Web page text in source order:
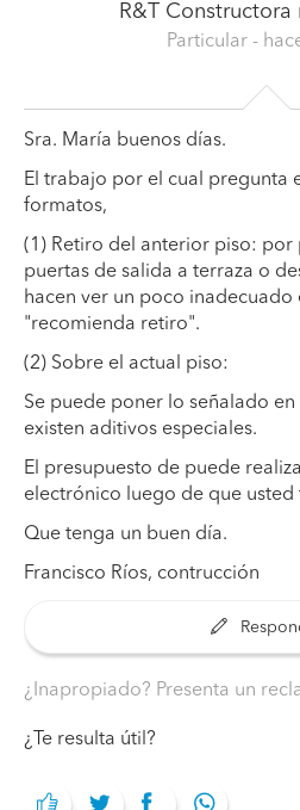
R&T Constructora
Particular -
Sra. María buenos días.
El trabajo por el cual pregunta
formatos,
(1) Retiro del anterior piso:
puertas de salida a terraza o
hacen ver un poco inadecuado
"recomienda retiro".
(2) Sobre el actual piso:
Se puede poner lo señalado
existen aditivos especiales.
El presupuesto de puede
electrónico luego de que usted
Que tenga un buen día.
Francisco Ríos, contrucción
¿Inapropiado? Presenta un
¿Te resulta útil?